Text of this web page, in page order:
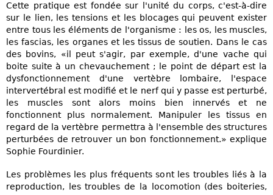
Cette pratique est fondée sur l'unité du corps, c'est-à-dire
sur le lien, les tensions et les blocages qui peuvent exister
entre tous les éléments de l'organisme : les os, les muscles,
les fascias, les organes et les tissus de soutien. Dans le cas
des bovins, «il peut s'agir, par exemple, d'une vache qui
boite suite à un chevauchement ; le point de départ est la
dysfonctionnement d'une vertèbre lombaire, l'espace
intervertébral est modifié et le nerf qui y passe est perturbé,
les muscles sont alors moins bien innervés et ne
fonctionnent plus normalement. Manipuler les tissus en
regard de la vertèbre permettra à l'ensemble des structures
perturbées de retrouver un bon fonctionnement.» explique
Sophie Fourdinier.
Les problèmes les plus fréquents sont les troubles liés à la
reproduction, les troubles de la locomotion (des boiteries,